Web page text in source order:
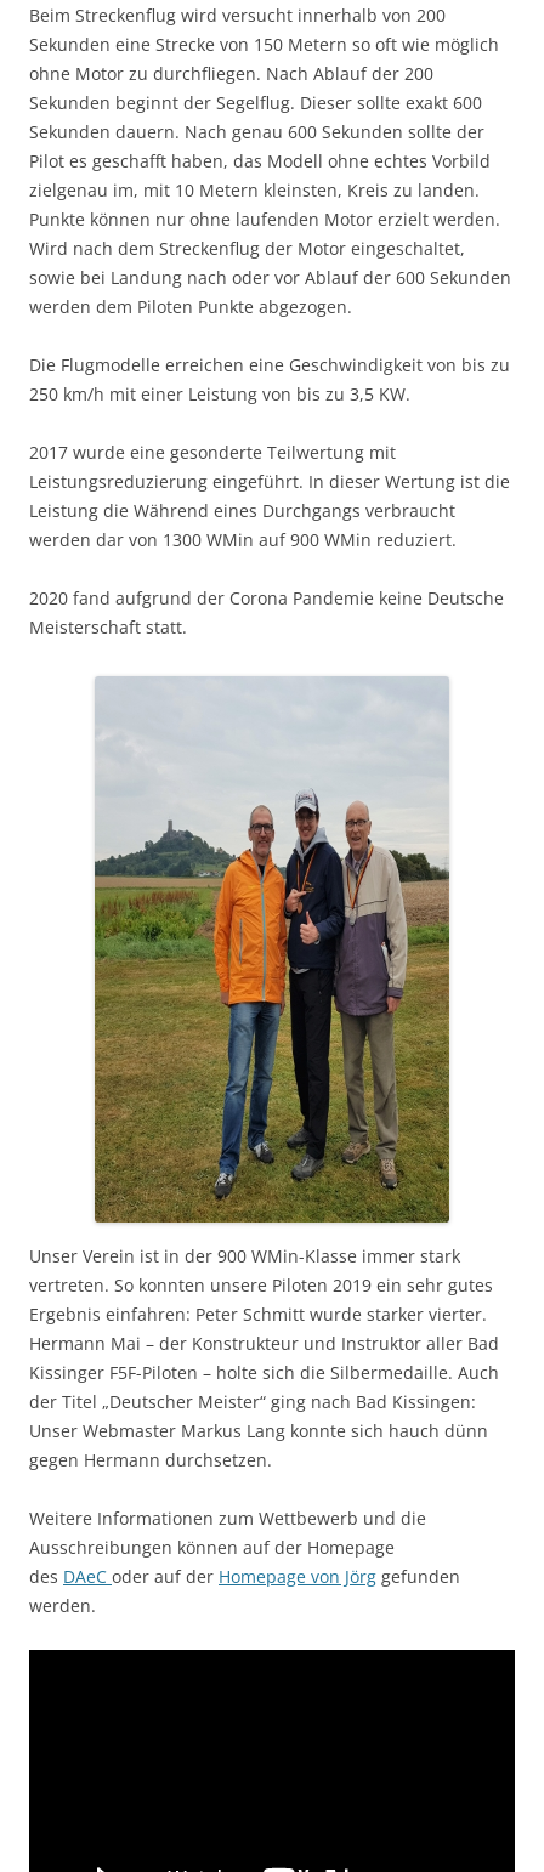
Beim Streckenflug wird versucht innerhalb von 200
Sekunden eine Strecke von 150 Metern so oft wie möglich
ohne Motor zu durchfliegen. Nach Ablauf der 200
Sekunden beginnt der Segelflug. Dieser sollte exakt 600
Sekunden dauern. Nach genau 600 Sekunden sollte der
Pilot es geschafft haben, das Modell ohne echtes Vorbild
zielgenau im, mit 10 Metern kleinsten, Kreis zu landen.
Punkte können nur ohne laufenden Motor erzielt werden.
Wird nach dem Streckenflug der Motor eingeschaltet,
sowie bei Landung nach oder vor Ablauf der 600 Sekunden
werden dem Piloten Punkte abgezogen.
Die Flugmodelle erreichen eine Geschwindigkeit von bis zu
250 km/h mit einer Leistung von bis zu 3,5 KW.
2017 wurde eine gesonderte Teilwertung mit
Leistungsreduzierung eingeführt. In dieser Wertung ist die
Leistung die Während eines Durchgangs verbraucht
werden dar von 1300 WMin auf 900 WMin reduziert.
2020 fand aufgrund der Corona Pandemie keine Deutsche
Meisterschaft statt.
Unser Verein ist in der 900 WMin-Klasse immer stark
vertreten. So konnten unsere Piloten 2019 ein sehr gutes
Ergebnis einfahren: Peter Schmitt wurde starker vierter.
Hermann Mai – der Konstrukteur und Instruktor aller Bad
Kissinger F5F-Piloten – holte sich die Silbermedaille. Auch
der Titel „Deutscher Meister“ ging nach Bad Kissingen:
Unser Webmaster Markus Lang konnte sich hauch dünn
gegen Hermann durchsetzen.
Weitere Informationen zum Wettbewerb und die
Ausschreibungen können auf der Homepage
des DAeC oder auf der Homepage von Jörg gefunden
werden.